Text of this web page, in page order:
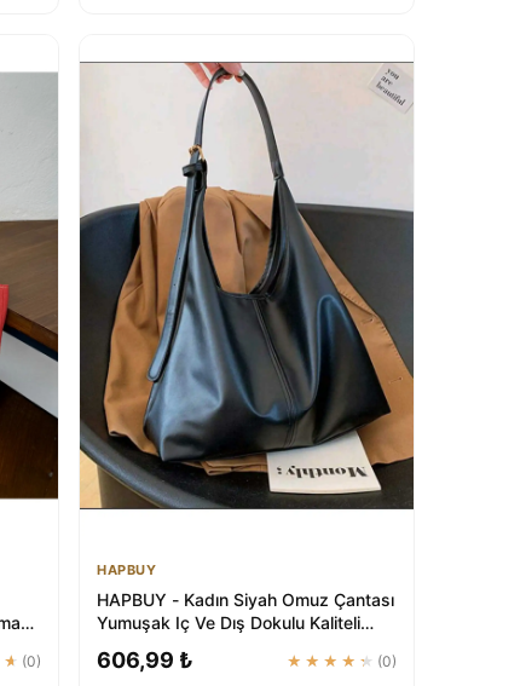
(0)
HAPBUY
HAPBUY - Kadın Siyah Omuz Çantası
Yumuşak Iç Ve Dış Dokulu Kaliteli
Işçilik V...
606,99 ₺ ★★★★★ (0)